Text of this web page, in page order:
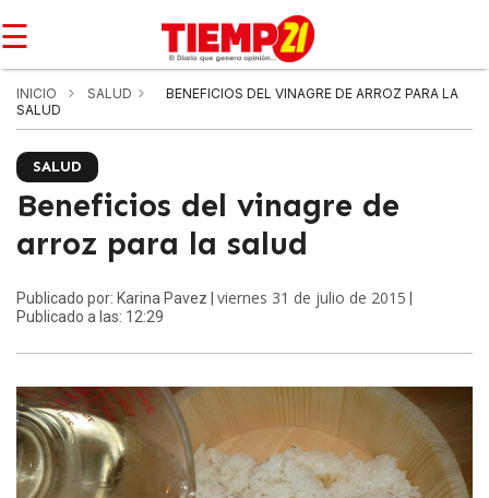
☰
INICIO SALUD
BENEFICIOS DEL VINAGRE DE ARROZ PARA LA
SALUD
SALUD
Beneficios del vinagre de
arroz para la salud
Publicado por: Karina Pavez | viernes 31 de julio de 2015
Publicado a las: 12:29